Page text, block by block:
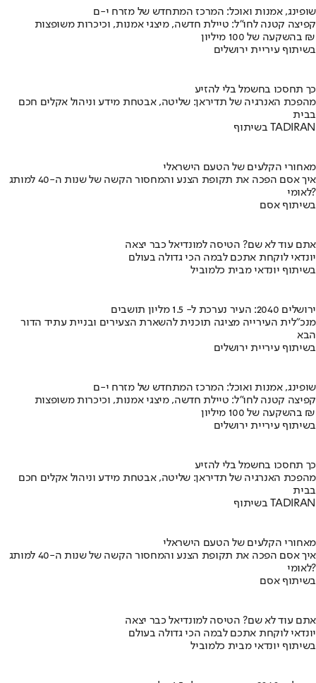
שופינג, אמנות ואוכל: המרכז המתחדש של מזרח י-ם
קפיצה קטנה לחו"ל: טיילת חדשה, מיצגי אמנות, וכיכרות משופצות
בהשקעה של 100 מיליון ₪
בשיתוף עיריית ירושלים
כך תחסכו בחשמל בלי להזיע
מהפכת האנרגיה של תדיראן: שליטה, אבטחת מידע וניהול אקלים חכם
בבית
בשיתוף TADIRAN
מאחורי הקלעים של הטעם הישראלי
איך אסם הפכה את תקופת הצנע והמחסור הקשה של שנות ה-40 למותג
לאומי?
בשיתוף אסם
אתם עוד לא שם? הטיסה למונדיאל כבר יצאה
יונדאי לוקחת אתכם לבמה הכי גדולה בעולם
בשיתוף יונדאי מבית כלמוביל
ירושלים 2040: העיר נערכת ל- 1.5 מליון תושבים
מנכ"לית העירייה מציגה תוכנית להשארת הצעירים ובניית עתיד הדור
הבא
בשיתוף עיריית ירושלים
שופינג, אמנות ואוכל: המרכז המתחדש של מזרח י-ם
קפיצה קטנה לחו"ל: טיילת חדשה, מיצגי אמנות, וכיכרות משופצות
בהשקעה של 100 מיליון ₪
בשיתוף עיריית ירושלים
כך תחסכו בחשמל בלי להזיע
מהפכת האנרגיה של תדיראן: שליטה, אבטחת מידע וניהול אקלים חכם
בבית
בשיתוף TADIRAN
מאחורי הקלעים של הטעם הישראלי
איך אסם הפכה את תקופת הצנע והמחסור הקשה של שנות ה-40 למותג
לאומי?
בשיתוף אסם
אתם עוד לא שם? הטיסה למונדיאל כבר יצאה
יונדאי לוקחת אתכם לבמה הכי גדולה בעולם
בשיתוף יונדאי מבית כלמוביל